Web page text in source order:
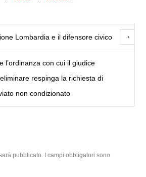
Lombardia e il difensore civico
l’ordinanza con cui il giudice
respinga la richiesta di
non condizionato
pubblicato.
I campi obbligatori sono